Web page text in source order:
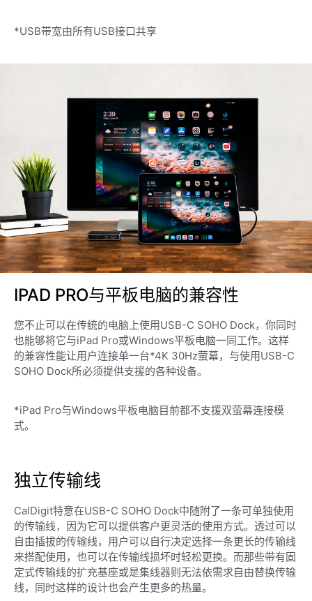
*USB带宽由所有USB接口共享
IPAD PRO与平板电脑的兼容性
您不止可以在传统的电脑上使用USB-C SOHO Dock，你同时
也能够将它与iPad Pro或Windows平板电脑一同工作。这样
的兼容性能让用户连接单一台*4K 30Hz萤幕，与使用USB-C
SOHO Dock所必须提供支援的各种设备。
*iPad Pro与Windows平板电脑目前都不支援双萤幕连接模
式。
独立传输线
CalDigit特意在USB-C SOHO Dock中随附了一条可单独使用
的传输线，因为它可以提供客户更灵活的使用方式。透过可以
自由插拔的传输线，用户可以自行决定选择一条更长的传输线
来搭配使用，也可以在传输线损坏时轻松更换。而那些带有固
定式传输线的扩充基座或是集线器则无法依需求自由替换传输
线，同时这样的设计也会产生更多的热量。